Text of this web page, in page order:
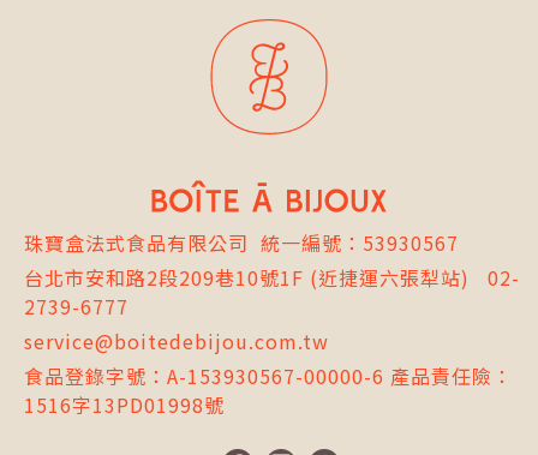
珠寶盒法式食品有限公司 統一編號：53930567
台北市安和路2段209巷10號1F (近捷運六張犁站)
02-
2739-6777
service@boitedebijou.com.tw
食品登錄字號：A-153930567-00000-6 產品責任險：
1516字13PD01998號